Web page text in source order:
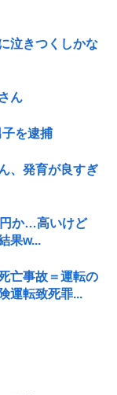
泣きつくしかな
ん
を逮捕
、発育が良すぎ
円か…高いけど
果w...
亡事故＝運転の
運転致死罪...